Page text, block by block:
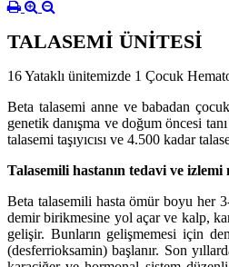
TALASEMİ ÜNİTESİ
16 Yataklı ünitemizde 1 Çocuk
Beta talasemi anne ve babadan
genetik danışma ve doğum öncesi
talasemi taşıyıcısı ve 4.500 kadar
Talasemili hastanın tedavi ve izlemi
Beta talasemili hasta ömür boyu her
demir birikmesine yol açar ve kalp,
gelişir. Bunların gelişmemesi için
(desferrioksamin) başlanır. Son